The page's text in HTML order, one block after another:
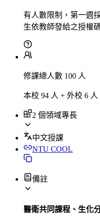
有人數限制，第一週
生依教師發給之授權
修課總人數 100 人
本校 94 人 + 外校 6 人
2 個領域專長
中文授課
NTU COOL
備註
醫衛共同課程、生化